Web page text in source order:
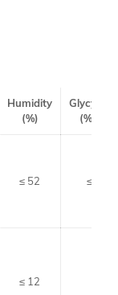
Humidity
(%)
(% S.S.)
≤ 52 ≤ 1.4
≤ 12